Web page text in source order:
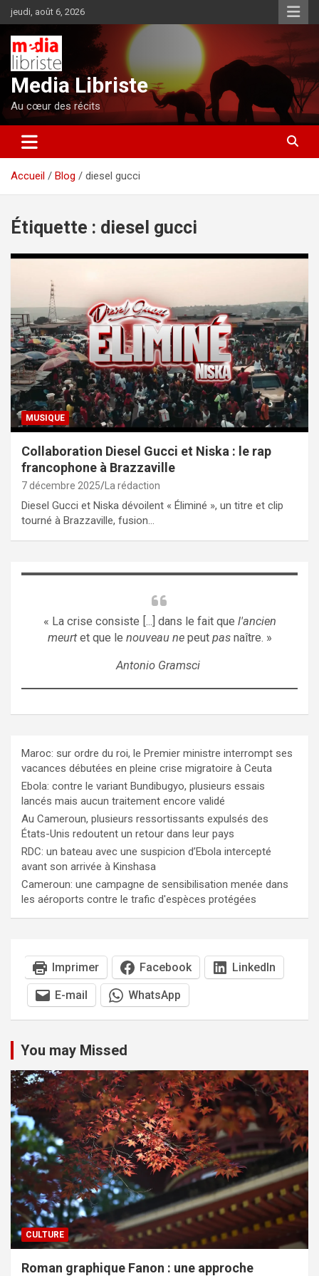
Aller
au
contenu
jeudi, août 6, 2026
Media Libriste
Au cœur des récits
Accueil Blog diesel gucci
Étiquette : diesel gucci
MUSIQUE
Collaboration Diesel Gucci et Niska : le rap
francophone à Brazzaville
7 décembre 2025 La rédaction
Diesel Gucci et Niska dévoilent « Éliminé », un titre et clip
tourné à Brazzaville, fusion…
« La crise consiste [...] dans le fait que l'ancien
meurtet que le nouveau nepeut pasnaître. »
Antonio Gramsci
Maroc: sur ordre du roi, le Premier ministre interrompt ses
vacances débutées en pleine crise migratoire à Ceuta
Ebola: contre le variant Bundibugyo, plusieurs essais
lancés mais aucun traitement encore validé
Au Cameroun, plusieurs ressortissants expulsés des
États-Unis redoutent un retour dans leur pays
RDC: un bateau avec une suspicion d’Ebola intercepté
avant son arrivée à Kinshasa
Cameroun: une campagne de sensibilisation menée dans
les aéroports contre le trafic d'espèces protégées
Imprimer Facebook LinkedIn
E-mail WhatsApp
You may Missed
CULTURE
Roman graphique Fanon : une approche